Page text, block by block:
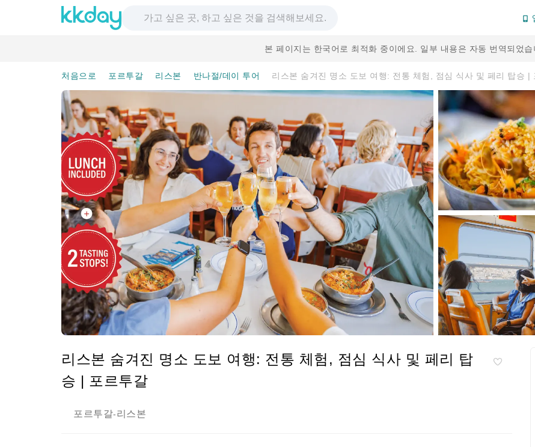
본 페이지는 한국어로 최적화 중이에요. 일부 내용은 자동 번역되었습
처음으로 포르투갈 리스본 반나절/데이 투어 리스본 숨겨진 명소 도보 여행: 전통 체험, 점심 식사 및 페리 탑승 |
리스본 숨겨진 명소 도보 여행: 전통 체험, 점심 식사 및 페리 탑
승 | 포르투갈
포르투갈-리스본